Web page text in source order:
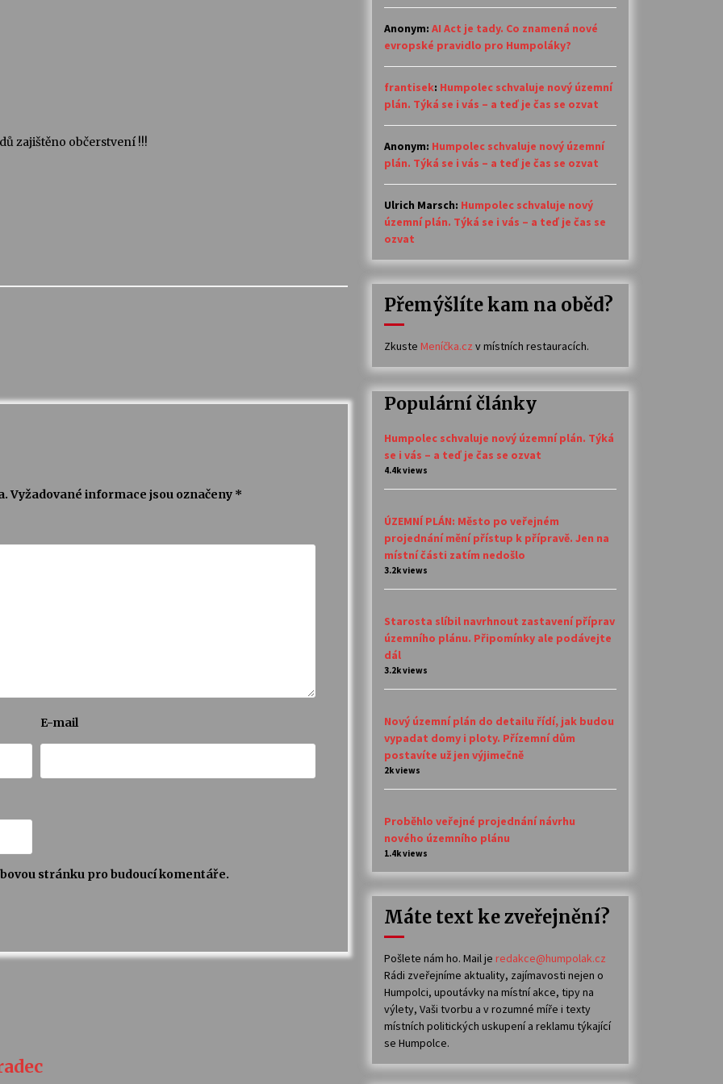
zajištěno občerstvení !!!
Vyžadované informace jsou označeny *
E-mail
stránku pro budoucí komentáře.
Anonym: AI Act je tady. Co znamená nové
evropské pravidlo pro Humpoláky?
frantisek: Humpolec schvaluje nový územní
plán. Týká se i vás – a teď je čas se ozvat
Anonym: Humpolec schvaluje nový územní
plán. Týká se i vás – a teď je čas se ozvat
Ulrich Marsch: Humpolec schvaluje nový
územní plán. Týká se i vás – a teď je čas se
ozvat
Přemýšlíte kam na oběd?
Zkuste Meníčka.cz v místních restauracích.
Populární články
Humpolec schvaluje nový územní plán. Týká
se i vás – a teď je čas se ozvat
4.4k views
ÚZEMNÍ PLÁN: Město po veřejném
projednání mění přístup k přípravě. Jen na
místní části zatím nedošlo
3.2k views
Starosta slíbil navrhnout zastavení příprav
územního plánu. Připomínky ale podávejte
dál
3.2k views
Nový územní plán do detailu řídí, jak budou
vypadat domy i ploty. Přízemní dům
postavíte už jen výjimečně
2k views
Proběhlo veřejné projednání návrhu
nového územního plánu
1.4k views
Máte text ke zveřejnění?
Pošlete nám ho. Mail je redakce@humpolak.cz
Rádi zveřejníme aktuality, zajímavosti nejen o
Humpolci, upoutávky na místní akce, tipy na
výlety, Vaši tvorbu a v rozumné míře i texty
místních politických uskupení a reklamu týkající
se Humpolce.